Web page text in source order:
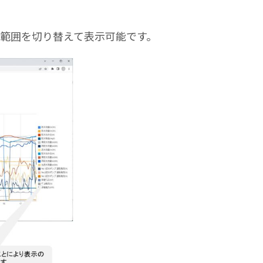
を切り替えて表示可能です。